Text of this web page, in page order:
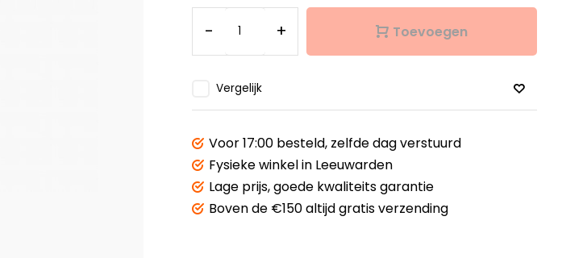
- + Toevoegen
Vergelijk
Voor 17:00 besteld, zelfde dag verstuurd
Fysieke winkelin Leeuwarden
Lage prijs,goede kwaliteits garantie
Boven de €150altijd gratis verzending